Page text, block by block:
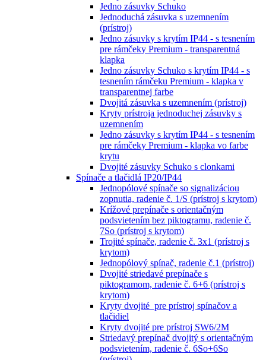
Jedno zásuvky Schuko
Jednoduchá zásuvka s uzemnením
(prístroj)
Jedno zásuvky s krytím IP44 - s tesnením
pre rámčeky Premium - transparentná
klapka
Jedno zásuvky Schuko s krytím IP44 - s
tesnením rámčeku Premium - klapka v
transparentnej farbe
Dvojitá zásuvka s uzemnením (prístroj)
Kryty prístroja jednoduchej zásuvky s
uzemnením
Jedno zásuvky s krytím IP44 - s tesnením
pre rámčeky Premium - klapka vo farbe
krytu
Dvojité zásuvky Schuko s clonkami
Spínače a tlačidlá IP20/IP44
Jednopólové spínače so signalizáciou
zopnutia, radenie č. 1/S (prístroj s krytom)
Krížové prepínače s orientačným
podsvietením bez piktogramu, radenie č.
7So (prístroj s krytom)
Trojité spínače, radenie č. 3x1 (prístroj s
krytom)
Jednopólový spínač, radenie č.1 (prístroj)
Dvojité striedavé prepínače s
piktogramom, radenie č. 6+6 (prístroj s
krytom)
Kryty dvojité pre prístroj spínačov a
tlačidiel
Kryty dvojité pre prístroj SW6/2M
Striedavý prepínač dvojitý s orientačným
podsvietením, radenie č. 6So+6So